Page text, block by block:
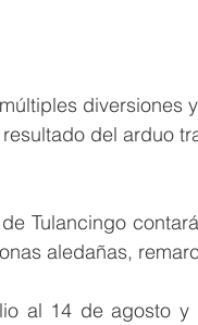
diversiones
del arduo
aledañas,
al 14 de agosto y